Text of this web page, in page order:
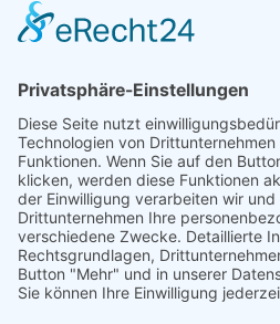
Leserkommentare (0)
Ausgabe als PDF
Erlöst werden, erlöst
Praedicamus crucifixium-
Gekreuzigten
Elmar
als PDF herunterladen